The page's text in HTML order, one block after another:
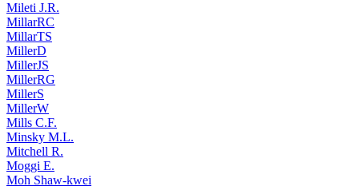
Mileti J.R.
MillarRC
MillarTS
MillerD
MillerJS
MillerRG
MillerS
MillerW
Mills C.F.
Minsky M.L.
Mitchell R.
Moggi E.
Moh Shaw-kwei